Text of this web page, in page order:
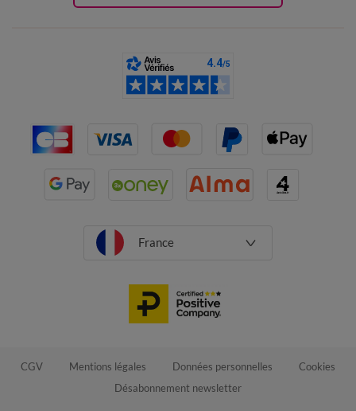
France
CGV Mentions légales Données personnelles
Cookies
Désabonnement newsletter